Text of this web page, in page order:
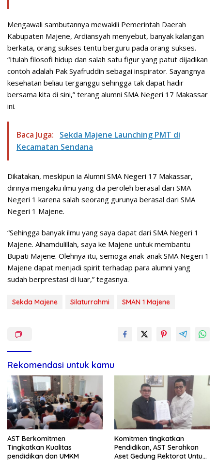
Mengawali sambutannya mewakili Pemerintah Daerah
Kabupaten Majene, Ardiansyah menyebut, banyak kalangan
berkata, orang sukses tentu berguru pada orang sukses.
“Itulah filosofi hidup dan salah satu figur yang patut dijadikan
contoh adalah Pak Syafruddin sebagai inspirator. Sayangnya
kesehatan beliau terganggu sehingga tak dapat hadir
bersama kita di sini,” terang alumni SMA Negeri 17 Makassar
ini.
Baca Juga:
Sekda Majene Launching PMT di
Kecamatan Sendana
Dikatakan, meskipun ia Alumni SMA Negeri 17 Makassar,
dirinya mengaku ilmu yang dia peroleh berasal dari SMA
Negeri 1 karena salah seorang gurunya berasal dari SMA
Negeri 1 Majene.
“Sehingga banyak ilmu yang saya dapat dari SMA Negeri 1
Majene. Alhamdulillah, saya ke Majene untuk membantu
Bupati Majene. Olehnya itu, semoga anak-anak SMA Negeri 1
Majene dapat menjadi spirit terhadap para alumni yang
sudah berprestasi di luar,” tegasnya.
Sekda Majene Silaturrahmi SMAN 1 Majene
Rekomendasi untuk kamu
AST Berkomitmen
Tingkatkan Kualitas
pendidikan dan UMKM
Komitmen tingkatkan
Pendidikan, AST Serahkan
Aset Gedung Rektorat Untuk